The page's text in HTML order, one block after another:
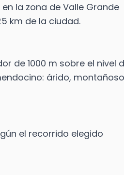
la zona de Valle Grande
km de la ciudad.
de 1000 m sobre el nivel
árido,
el recorrido elegido